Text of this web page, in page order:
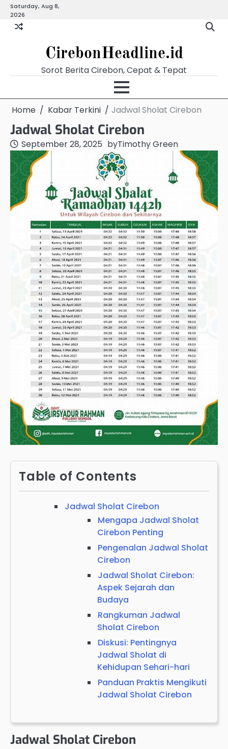
Skip
content
Saturday, Aug 8,
2026
CirebonHeadline.id
Sorot Berita Cirebon, Cepat & Tepat
Home Kabar Terkini Jadwal Sholat Cirebon
Jadwal Sholat Cirebon
September 28, 2025 byTimothy Green
Table of Contents
Jadwal Sholat Cirebon
Mengapa Jadwal Sholat
Cirebon Penting
Pengenalan Jadwal Sholat
Cirebon
Jadwal Sholat Cirebon:
Aspek Sejarah dan
Budaya
Rangkuman Jadwal
Sholat Cirebon
Diskusi: Pentingnya
Jadwal Sholat di
Kehidupan Sehari-hari
Panduan Praktis Mengikuti
Jadwal Sholat Cirebon
Jadwal Sholat Cirebon